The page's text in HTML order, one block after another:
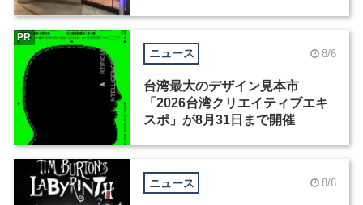
ニュース 8/6
台湾最大のデザイン見本市
「2026台湾クリエイティブエキ
スポ」が8月31日まで開催
PR
ニュース 8/6